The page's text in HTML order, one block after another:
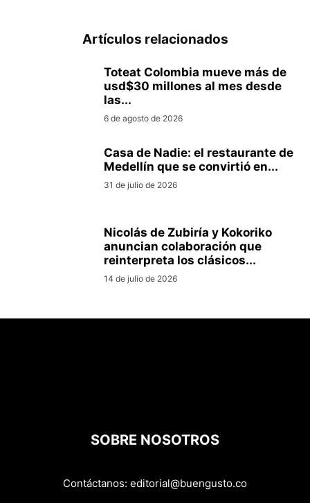
Artículos relacionados
Toteat Colombia mueve más de
usd$30 millones al mes desde
las...
6 de agosto de 2026
Casa de Nadie: el restaurante de
Medellín que se convirtió en...
31 de julio de 2026
Nicolás de Zubiría y Kokoriko
anuncian colaboración que
reinterpreta los clásicos...
14 de julio de 2026
SOBRE NOSOTROS
Contáctanos: editorial@buengusto.co